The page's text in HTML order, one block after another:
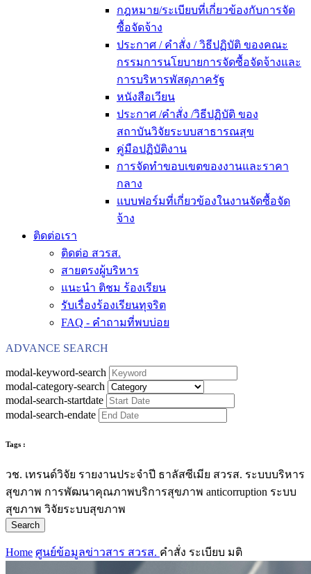
กฎหมาย/ระเบียบที่เกี่ยวข้องกับการจัด
ซื้อจัดจ้าง
ประกาศ / คำสั่ง / วิธีปฏิบัติ ของคณะ
กรรมการนโยบายการจัดซื้อจัดจ้างและ
การบริหารพัสดุภาครัฐ
หนังสือเวียน
ประกาศ /คำสั่ง /วิธีปฏิบัติ ของ
สถาบันวิจัยระบบสาธารณสุข
คู่มือปฏิบัติงาน
การจัดทำขอบเขตของงานและราคา
กลาง
แบบฟอร์มที่เกี่ยวข้องในงานจัดซื้อจัด
จ้าง
ติดต่อเรา
ติดต่อ สวรส.
สายตรงผู้บริหาร
แนะนำ ติชม ร้องเรียน
รับเรื่องร้องเรียนทุจริต
FAQ - คำถามที่พบบ่อย
ADVANCE SEARCH
modal-keyword-search
modal-category-search
modal-search-startdate
modal-search-endate
Tags :
วช. เทรนด์วิจัย รายงานประจำปี ธาลัสซีเมีย สวรส. ระบบบริหาร
สุขภาพ การพัฒนาคุณภาพบริการสุขภาพ anticorruption ระบบ
สุขภาพ วิจัยระบบสุขภาพ
Search
Home ศูนย์ข้อมูลข่าวสาร สวรส. คำสั่ง ระเบียบ มติ